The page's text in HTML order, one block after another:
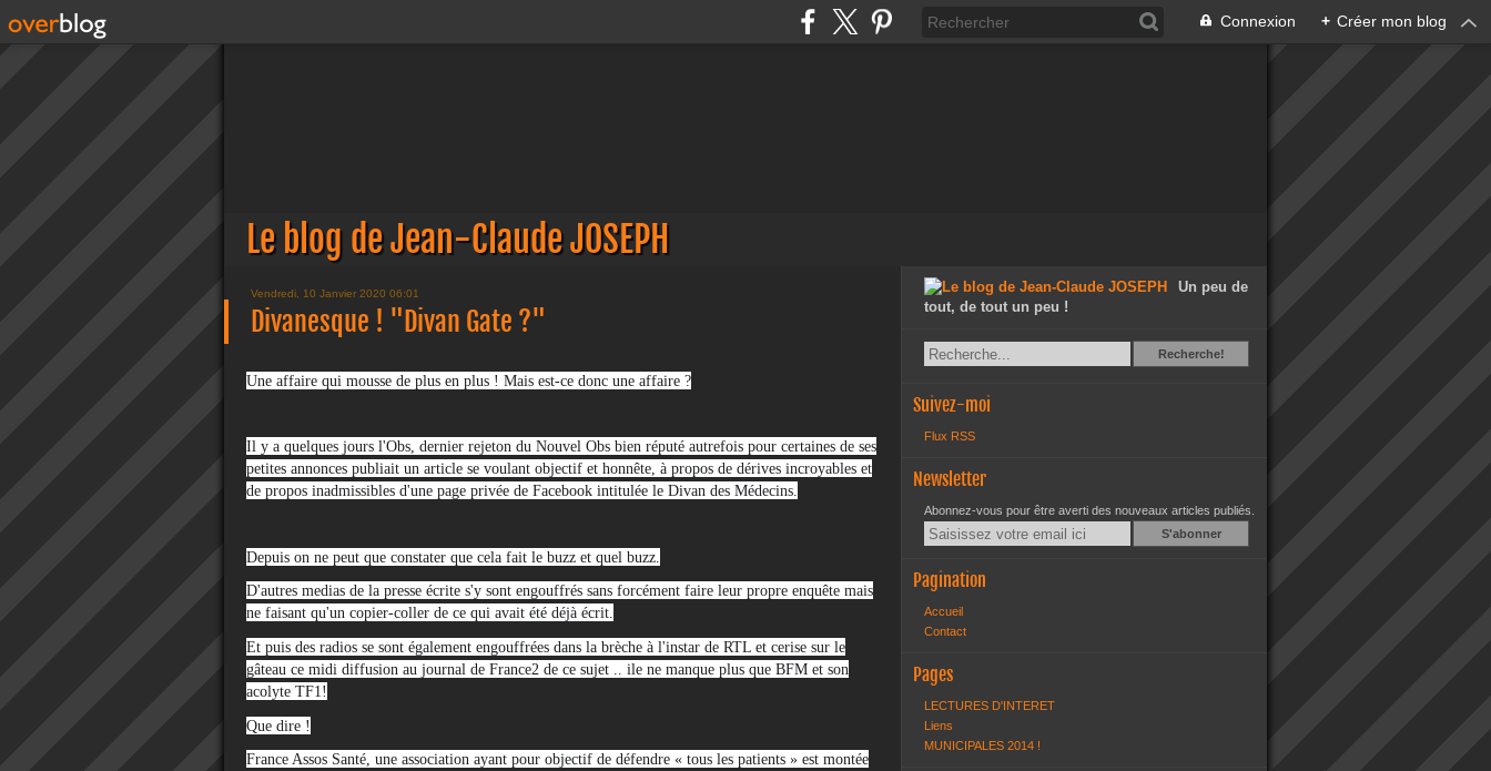
Connexion + Créer mon blog
Le blog de Jean-Claude JOSEPH
Vendredi, 10 Janvier 2020 06:01
Divanesque ! "Divan Gate ?"
Une affaire qui mousse de plus en plus ! Mais est-ce donc une affaire ?
Il y a quelques jours l'Obs, dernier rejeton du Nouvel Obs bien réputé autrefois pour certaines de ses
petites annonces publiait un article se voulant objectif et honnête, à propos de dérives incroyables et
de propos inadmissibles d'une page privée de Facebook intitulée le Divan des Médecins.
Depuis on ne peut que constater que cela fait le buzz et quel buzz.
D'autres medias de la presse écrite s'y sont engouffrés sans forcément faire leur propre enquête mais
ne faisant qu'un copier-coller de ce qui avait été déjà écrit.
Et puis des radios se sont également engouffrées dans la brèche à l'instar de RTL et cerise sur le
gâteau ce midi diffusion au journal de France2 de ce sujet .. ile ne manque plus que BFM et son
acolyte TF1!
Que dire !
France Assos Santé, une association ayant pour objectif de défendre « tous les patients » est montée
Un peu de
tout, de tout un peu !
RechercheRecherche!
Suivez-moi
Flux RSS
Newsletter
Abonnez-vous pour être averti des nouveaux articles publiés.
Email
Pagination
Accueil
Contact
Pages
LECTURES D'INTERET
Liens
MUNICIPALES 2014 !